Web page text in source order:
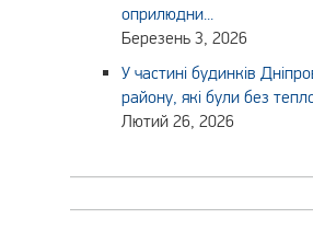
оприлюдни...
Березень 3, 2026
У частині будинків
району, які були без
Лютий 26, 2026